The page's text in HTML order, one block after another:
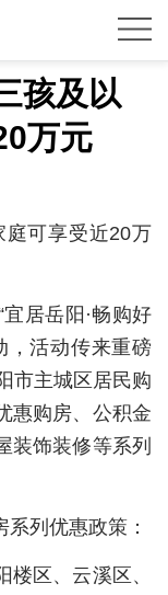
孩及以
万元
庭可享受近20万
居岳阳·畅购好
，活动传来重磅
市主城区居民购
惠购房、公积金
装饰装修等系列
列优惠政策：
区、云溪区、